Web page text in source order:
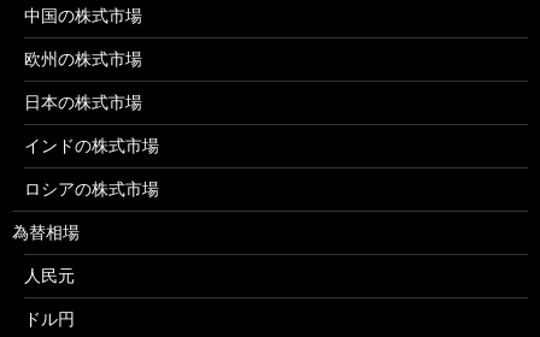
中国の株式市場
欧州の株式市場
日本の株式市場
インドの株式市場
ロシアの株式市場
為替相場
人民元
ドル円